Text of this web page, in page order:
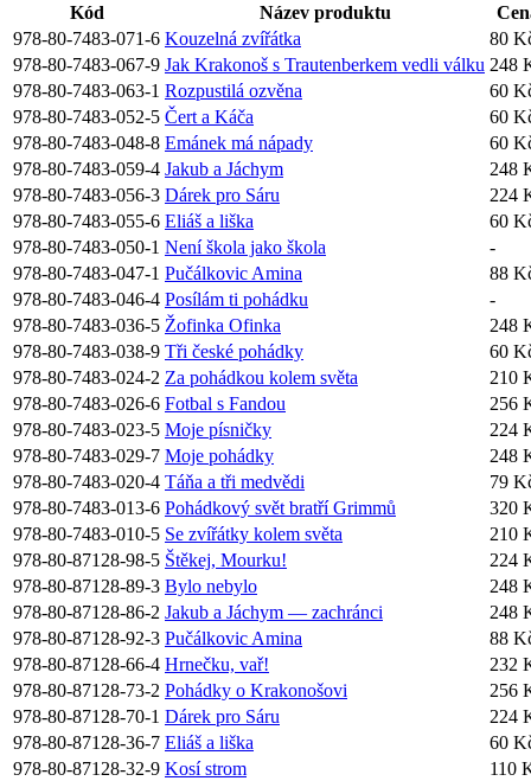
Kód Název produktu
978-80-7483-071-6 Kouzelná zvířátka
80
978-80-7483-067-9 Jak Krakonoš s Trautenberkem vedli válku 248
978-80-7483-063-1 Rozpustilá ozvěna
60
978-80-7483-052-5 Čert a Káča
60
978-80-7483-048-8 Emánek má nápady
60
978-80-7483-059-4 Jakub a Jáchym
248
978-80-7483-056-3 Dárek pro Sáru
224
978-80-7483-055-6 Eliáš a liška
60
978-80-7483-050-1 Není škola jako škola
-
978-80-7483-047-1 Pučálkovic Amina
88
978-80-7483-046-4 Posílám ti pohádku
-
978-80-7483-036-5 Žofinka Ofinka
248
978-80-7483-038-9 Tři české pohádky
60
978-80-7483-024-2 Za pohádkou kolem světa
210
978-80-7483-026-6 Fotbal s Fandou
256
978-80-7483-023-5 Moje písničky
224
978-80-7483-029-7 Moje pohádky
248
978-80-7483-020-4 Táňa a tři medvědi
79
978-80-7483-013-6 Pohádkový svět bratří Grimmů
320
978-80-7483-010-5 Se zvířátky kolem světa
210
978-80-87128-98-5 Štěkej, Mourku!
224
978-80-87128-89-3 Bylo nebylo
248
978-80-87128-86-2 Jakub a Jáchym — zachránci
248
978-80-87128-92-3 Pučálkovic Amina
88
978-80-87128-66-4 Hrnečku, vař!
232
978-80-87128-73-2 Pohádky o Krakonošovi
256
978-80-87128-70-1 Dárek pro Sáru
224
978-80-87128-36-7 Eliáš a liška
60
978-80-87128-32-9 Kosí strom
110